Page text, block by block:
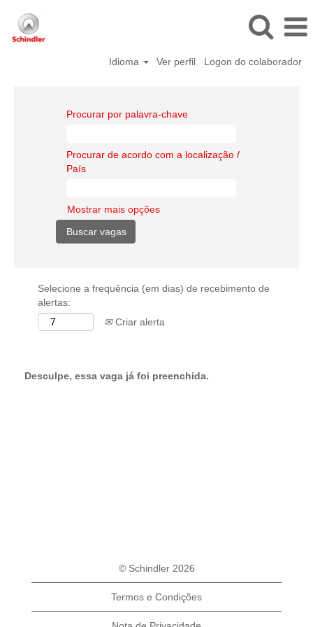
Idioma Ver perfil Logon do colaborador
Procurar por palavra-chave
Procurar de acordo com a localização /
País
Mostrar mais opções
Selecione a frequência (em dias) de recebimento de
alertas:
Criar alerta
Desculpe, essa vaga já foi preenchida.
© Schindler 2026
Termos e Condições